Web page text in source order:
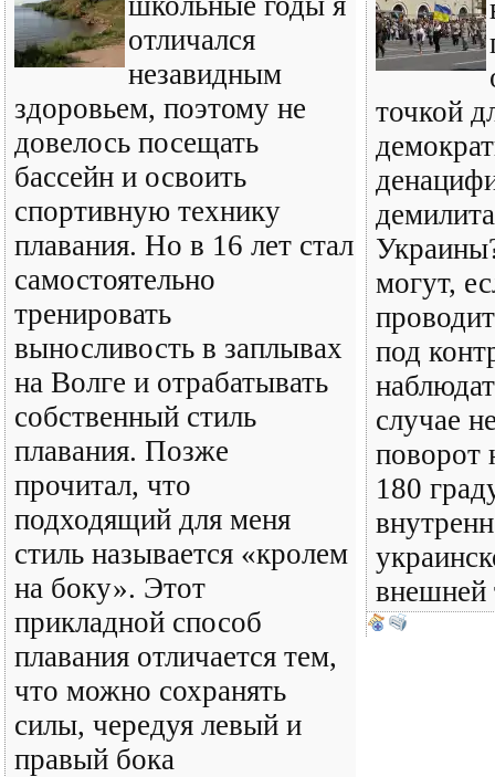
отличался
незавидным
здоровьем, поэтому не
довелось посещать
бассейн и освоить
спортивную технику
плавания. Но в 16 лет стал
самостоятельно
тренировать
выносливость в заплывах
на Волге и отрабатывать
собственный стиль
плавания. Позже
прочитал, что
подходящий для меня
стиль называется «кролем
на боку». Этот
прикладной способ
плавания отличается тем,
что можно сохранять
силы, чередуя левый и
правый бока
точкой
могут,
под
случае
поворот
180